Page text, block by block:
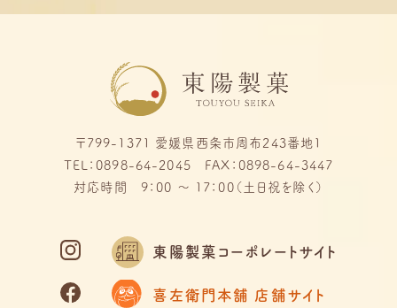
〒799-1371 愛媛県西条市周布243番地1
TEL：0898-64-2045 FAX：0898-64-3447
対応時間 9：00 ～ 17：00（土日祝を除く）
東陽製菓コーポレートサイト
喜左衛門本舗 店舗サイト